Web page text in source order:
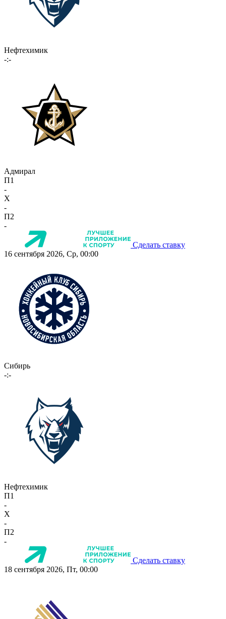
Нефтехимик
-:-
Адмирал
П1
-
X
-
П2
-
Сделать ставку
16 сентября 2026, Ср, 00:00
Сибирь
-:-
Нефтехимик
П1
-
X
-
П2
-
Сделать ставку
18 сентября 2026, Пт, 00:00